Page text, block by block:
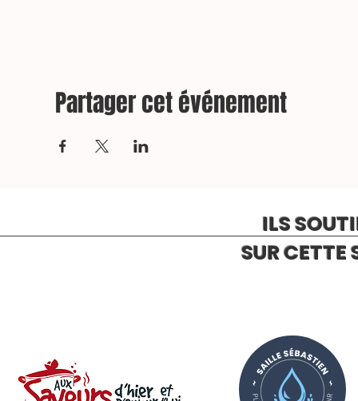
Partager cet événement
ILS
SUR